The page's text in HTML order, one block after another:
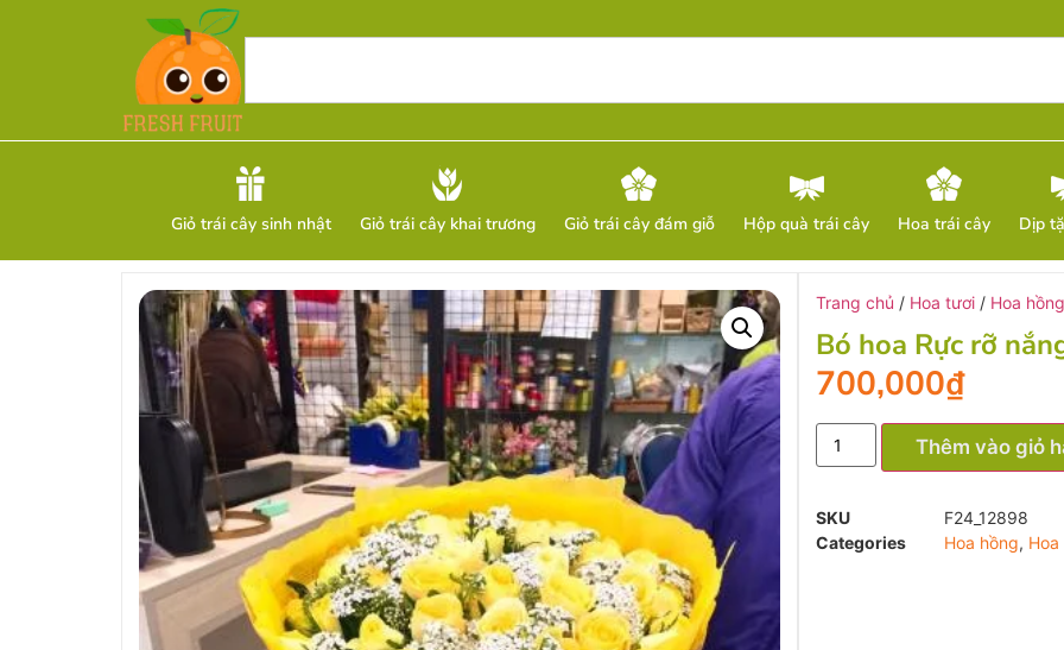
Giỏ trái cây sinh nhật Giỏ trái cây khai trương Giỏ trái cây đám giỗ Hộp quà trái cây Hoa trái cây Dịp
Trang chủ / Hoa tươi / Hoa hồng
Bó hoa Rực rỡ
700,000₫
Thêm vào giỏ
SKU
F24_12898
Categories
Hoa hồng,